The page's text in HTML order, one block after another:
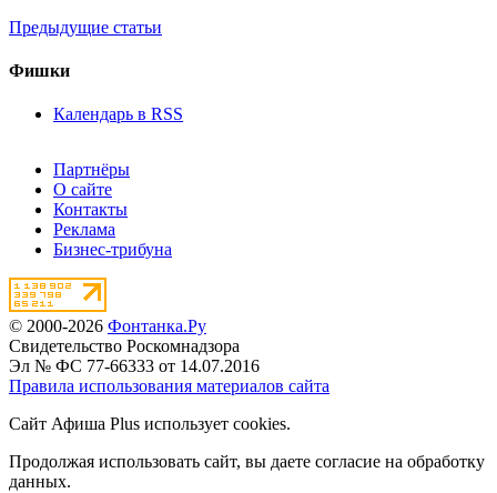
Предыдущие статьи
Фишки
Календарь в RSS
Партнёры
О сайте
Контакты
Реклама
Бизнес-трибуна
© 2000-2026 Фонтанка.Ру
Свидетельство Роскомнадзора
Эл № ФС 77-66333 от 14.07.2016
Правила использования материалов сайта
Сайт Афиша Plus использует cookies.
Продолжая использовать сайт, вы даете согласие на обработку
данных.